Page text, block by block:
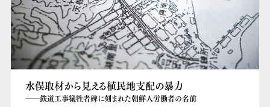
水俣取材から見える植民地支配の暴力
――鉄道工事犠牲者碑に刻まれた朝鮮人労働者の名前